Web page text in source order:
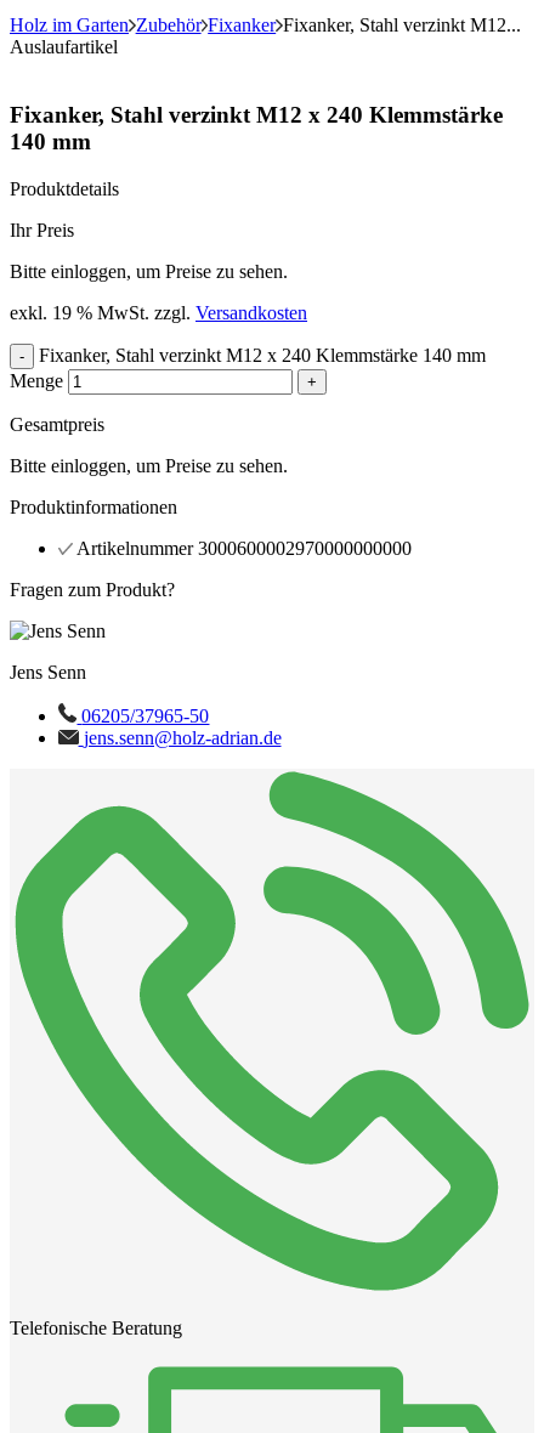
Holz im Garten Zubehör Fixanker Fixanker, Stahl verzinkt M12...
Auslaufartikel
Fixanker, Stahl verzinkt M12 x 240 Klemmstärke
140 mm
Produktdetails
Ihr Preis
Bitte einloggen, um Preise zu sehen.
exkl. 19 % MwSt. zzgl. Versandkosten
-
Fixanker, Stahl verzinkt M12 x 240 Klemmstärke 140 mm
Menge
+
Gesamtpreis
Bitte einloggen, um Preise zu sehen.
Produktinformationen
Artikelnummer 3000600002970000000000
Fragen zum Produkt?
Jens Senn
06205/37965-50
jens.senn@holz-adrian.de
Telefonische Beratung